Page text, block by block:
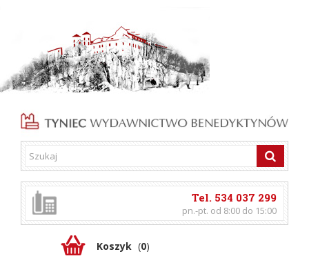
Tel. 534 037 299
pn.-pt. od 8:00 do 15:00
Koszyk (0)